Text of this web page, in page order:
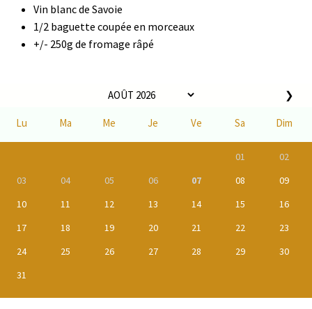
Vin blanc de Savoie
1/2 baguette coupée en morceaux
+/- 250g de fromage râpé
❯
Lu Ma Me Je Ve Sa Dim
01
02
03
04 05 06 07 08
09
10
11 12 13 14 15
16
17
18 19 20 21 22
23
24
25 26 27 28 29
30
31